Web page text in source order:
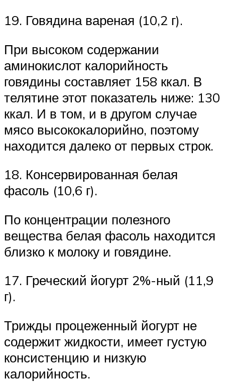
19. Говядина вареная (10,2 г).
При высоком содержании
аминокислот калорийность
говядины составляет 158 ккал. В
телятине этот показатель ниже: 130
ккал. И в том, и в другом случае
мясо высококалорийно, поэтому
находится далеко от первых строк.
18. Консервированная белая
фасоль (10,6 г).
По концентрации полезного
вещества белая фасоль находится
близко к молоку и говядине.
17. Греческий йогурт 2%-ный (11,9
г).
Трижды процеженный йогурт не
содержит жидкости, имеет густую
консистенцию и низкую
калорийность.